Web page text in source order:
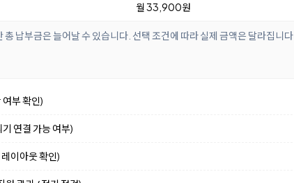
월 33,900원
납부금은 늘어날 수 있습니다. 선택 조건에 따라 실제 금액은 달라집니다.
부 확인)
연결 가능 여부)
이아웃 확인)